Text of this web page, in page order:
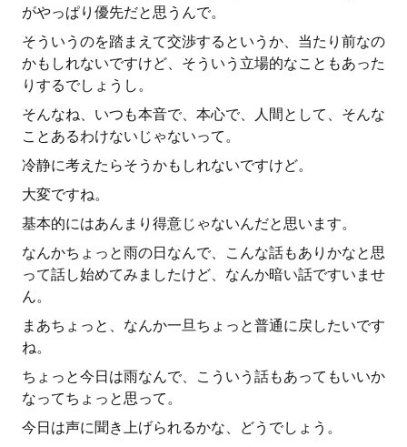
がやっぱり優先だと思うんで。
そういうのを踏まえて交渉するというか、当たり前なの
かもしれないですけど、そういう立場的なこともあった
りするでしょうし。
そんなね、いつも本音で、本心で、人間として、そんな
ことあるわけないじゃないって。
冷静に考えたらそうかもしれないですけど。
大変ですね。
基本的にはあんまり得意じゃないんだと思います。
なんかちょっと雨の日なんで、こんな話もありかなと思
って話し始めてみましたけど、なんか暗い話ですいませ
ん。
まあちょっと、なんか一旦ちょっと普通に戻したいです
ね。
ちょっと今日は雨なんで、こういう話もあってもいいか
なってちょっと思って。
今日は声に聞き上げられるかな、どうでしょう。